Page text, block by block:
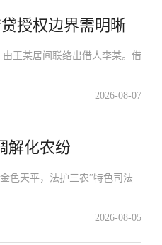
授权边界需明晰
某居间联络出借人李某。借
2026-08-07
解化农纷
色天平，法护三农”特色司法
2026-08-05